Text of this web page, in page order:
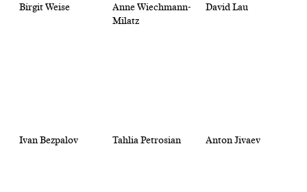
Birgit Weise
Anne Wiechmann-
Milatz
David Lau
Ivan Bezpalov Tahlia Petrosian Anton Jivaev